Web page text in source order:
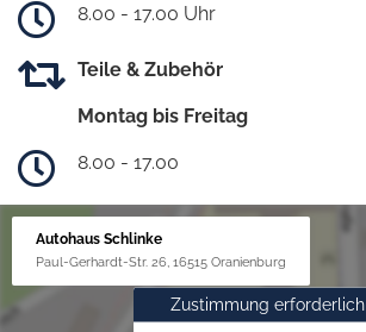
8.00 - 17.00 Uhr
Teile & Zubehör
Montag bis Freitag
8.00 - 17.00
Autohaus Schlinke
Paul-Gerhardt-Str. 26, 16515 Oranienburg
Zustimmung erforderlich